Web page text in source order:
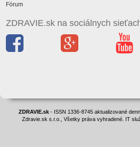
Fórum
ZDRAVIE.sk na sociálnych
ZDRAVIE.sk- ISSN 1336-8745 aktualizované
Zdravie.sk s.r.o., Všetky práva vyhradené. IT